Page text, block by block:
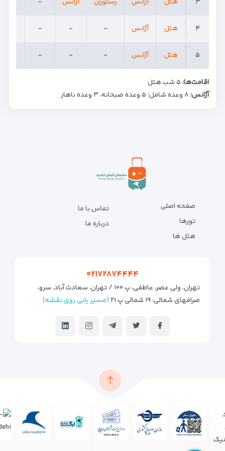
۴ هتل آژانس -
-
-
۵ هتل آژانس -
-
-
۴
۵
اقامت‌ها:
آژانس:
صفحه اصلی
تورها
هتل ها
تماس با ما
درباره ما
۰۲۱۷۲۸۷۴۴۴۴
تهران، ولی عصر، عاطفی، پ ۱۰۰ / تهران، سعادت آباد، سرو،
صرافهای شمالی، ۱۹ شمالی پ ۲۱
(مسیر یابی روی نقشه)